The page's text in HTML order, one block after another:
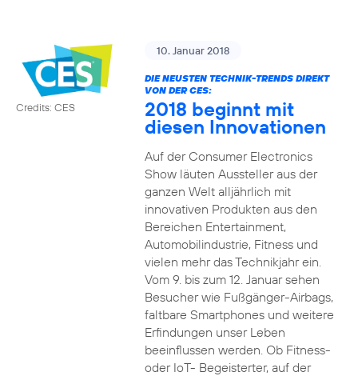
Credits: CES
10. Januar 2018
DIE NEUSTEN TECHNIK-TRENDS DIREKT
VON DER CES:
2018 beginnt mit
diesen Innovationen
Auf der Consumer Electronics
Show läuten Aussteller aus der
ganzen Welt alljährlich mit
innovativen Produkten aus den
Bereichen Entertainment,
Automobilindustrie, Fitness und
vielen mehr das Technikjahr ein.
Vom 9. bis zum 12. Januar sehen
Besucher wie Fußgänger-Airbags,
faltbare Smartphones und weitere
Erfindungen unser Leben
beeinflussen werden. Ob Fitness-
oder IoT- Begeisterter, auf der